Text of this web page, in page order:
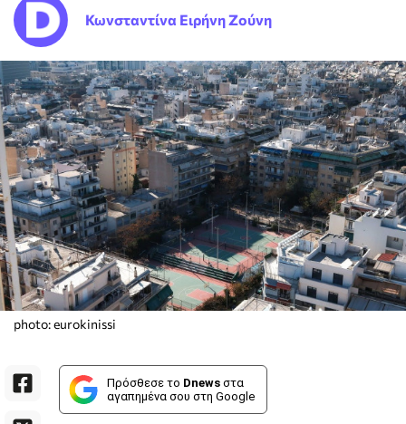
Κωνσταντίνα Ειρήνη Ζούνη
photo: eurokinissi
Πρόσθεσε το Dnews στα
αγαπημένα σου στη Google